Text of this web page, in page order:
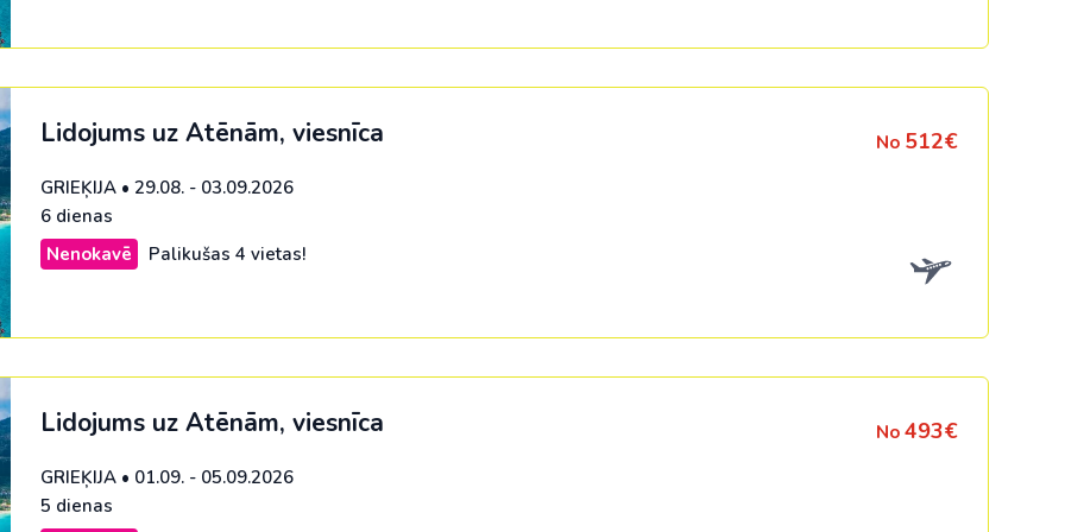
No Viļņas: Šarm el Šeiha
Tunisija
Zanzibāra (pārsēš. Stambulā)
Maroka
Seišelu salas
Senegāla
Filipīnas
Kostarika
Lidojums uz Atēnām, viesnīca
GRIEĶIJA• 29.08. - 03.09.2026
6 dienas
Nenokavē
Palikušas 4 vietas!
No 512€
Lidojums uz Atēnām, viesnīca
GRIEĶIJA• 01.09. - 05.09.2026
5 dienas
No 493€